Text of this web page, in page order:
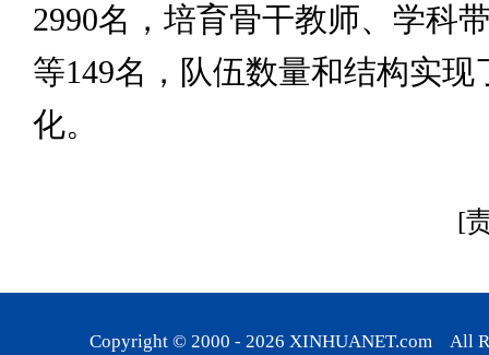
2990名，培育骨干教师、学科
等149名，队伍数量和结构实现
化。
[
Copyright © 2000 - 2026 XINHUANET.com All